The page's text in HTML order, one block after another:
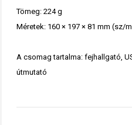
Tömeg: 224 g
Méretek: 160 × 197 × 81 mm (sz/
A csomag tartalma: fejhallgató,
útmutató